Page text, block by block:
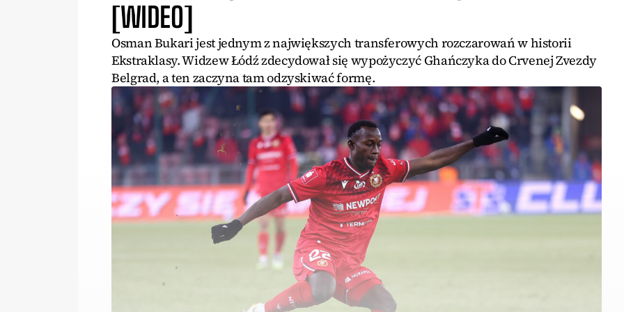
[WIDEO]
Osman Bukari jest jednym z największych transferowych rozczarowań w historii
Ekstraklasy. Widzew Łódź zdecydował się wypożyczyć Ghańczyka do Crvenej Zvezdy
Belgrad, a ten zaczyna tam odzyskiwać formę.